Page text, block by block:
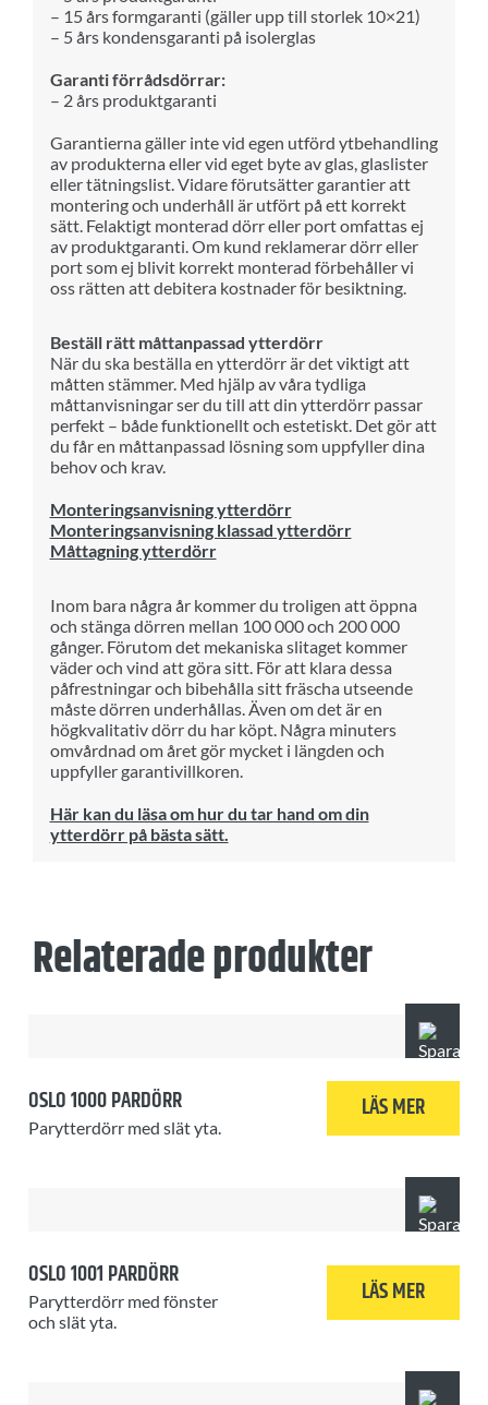
– 15 års formgaranti (gäller upp till storlek 10×21)
– 5 års kondensgaranti på isolerglas
Garanti förrådsdörrar:
– 2 års produktgaranti
Garantierna gäller inte vid egen utförd ytbehandling
av produkterna eller vid eget byte av glas, glaslister
eller tätningslist. Vidare förutsätter garantier att
montering och underhåll är utfört på ett korrekt
sätt. Felaktigt monterad dörr eller port omfattas ej
av produktgaranti. Om kund reklamerar dörr eller
port som ej blivit korrekt monterad förbehåller vi
oss rätten att debitera kostnader för besiktning.
Beställ rätt måttanpassad ytterdörr
När du ska beställa en ytterdörr är det viktigt att
måtten stämmer. Med hjälp av våra tydliga
måttanvisningar ser du till att din ytterdörr passar
perfekt – både funktionellt och estetiskt. Det gör att
du får en måttanpassad lösning som uppfyller dina
behov och krav.
Monteringsanvisning ytterdörr
Monteringsanvisning klassad ytterdörr
Måttagning ytterdörr
Inom bara några år kommer du troligen att öppna
och stänga dörren mellan 100 000 och 200 000
gånger. Förutom det mekaniska slitaget kommer
väder och vind att göra sitt. För att klara dessa
påfrestningar och bibehålla sitt fräscha utseende
måste dörren underhållas. Även om det är en
högkvalitativ dörr du har köpt. Några minuters
omvårdnad om året gör mycket i längden och
uppfyller garantivillkoren.
Här kan du läsa om hur du tar hand om din
ytterdörr på bästa sätt.
Relaterade produkter
OSLO 1000 PARDÖRR
Parytterdörr med slät yta.
LÄS MER
OSLO 1001 PARDÖRR
Parytterdörr med fönster
och slät yta.
LÄS MER